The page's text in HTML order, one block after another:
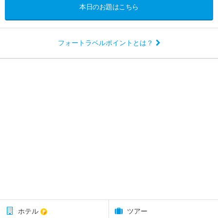
本日のお題はこちら
フォートラベルポイントとは？
ホテル ツアー